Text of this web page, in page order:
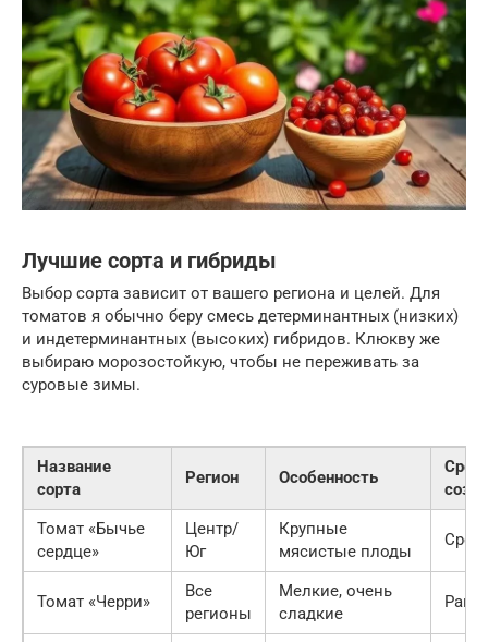
Лучшие сорта и гибриды
Выбор сорта зависит от вашего региона и целей. Для
томатов я обычно беру смесь детерминантных (низких)
и индетерминантных (высоких) гибридов. Клюкву же
выбираю морозостойкую, чтобы не переживать за
суровые зимы.
Название
сорта
Регион Особенность
Срок
Томат «Бычье
сердце»
Центр/
Юг
Крупные
мясистые плоды
Томат «Черри»
Все
регионы
Мелкие, очень
сладкие